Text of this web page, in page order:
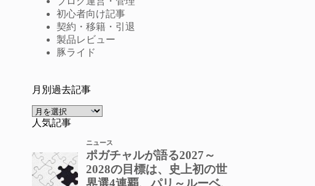
初心者向け記事
契約・移籍・引退
製品レビュー
豚ライド
月別過去記事
ア
ー
ブ
人気記事